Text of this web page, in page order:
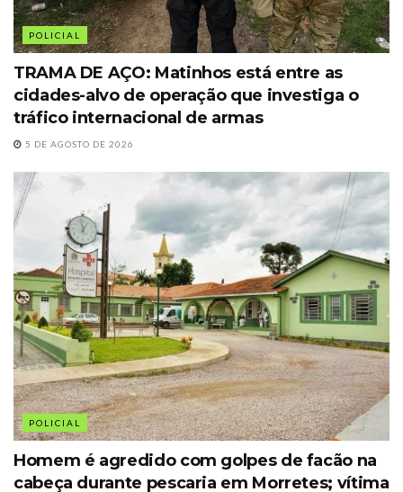
POLICIAL
TRAMA DE AÇO: Matinhos está entre as
cidades-alvo de operação que investiga o
tráfico internacional de armas
5 DE AGOSTO DE 2026
POLICIAL
Homem é agredido com golpes de facão na
cabeça durante pescaria em Morretes; vítima